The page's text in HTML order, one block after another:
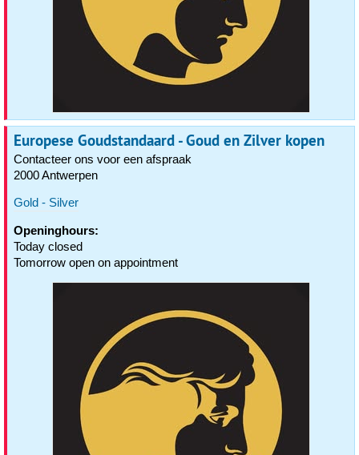
Europese Goudstandaard - Goud en Zilver kopen
Contacteer ons voor een afspraak
2000 Antwerpen
Gold - Silver
Openinghours:
Today closed
Tomorrow open on appointment